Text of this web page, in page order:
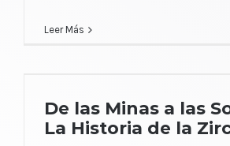
Leer Más
de la Zirconia
De las Minas a las
La Historia de la